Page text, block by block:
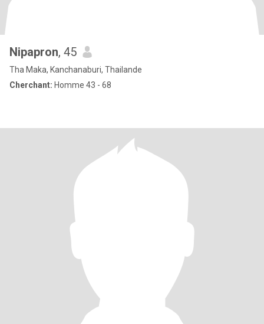
Nipapron, 45
Tha Maka, Kanchanaburi, Thailande
Cherchant: Homme 43 - 68